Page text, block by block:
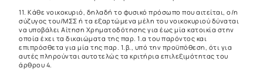
11. Κάθε νοικοκυριό, δηλαδή το φυσικό πρόσωπο που αιτείται, ο/η
σύζυγος του/ΜΣΣ ή τα εξαρτώμενα μέλη του νοικοκυριού δύναται
να υποβάλει Αίτηση Χρηματοδότησης για έως μία κατοικία στην
οποία έχει τα δικαιώματα της παρ. 1.α του παρόντος και
επιπρόσθετα για μία της παρ. 1.β., υπό την προϋπόθεση, ότι για
αυτές πληρούνται αυτοτελώς τα κριτήρια επιλεξιμότητας του
άρθρου 4.